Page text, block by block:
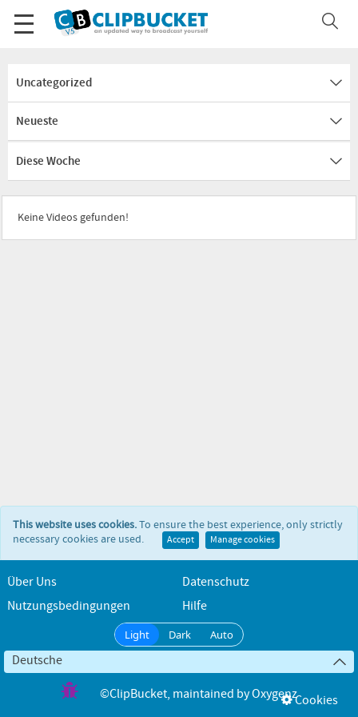
Uncategorized
Neueste
Diese Woche
Keine Videos gefunden!
This website uses cookies.To ensure the best experience, only strictly
necessary cookies are used.
Accept Manage cookies
Über Uns
Datenschutz
Nutzungsbedingungen
Hilfe
Light Dark Auto
Deutsche
©ClipBucket, maintained byOxygenzCookies